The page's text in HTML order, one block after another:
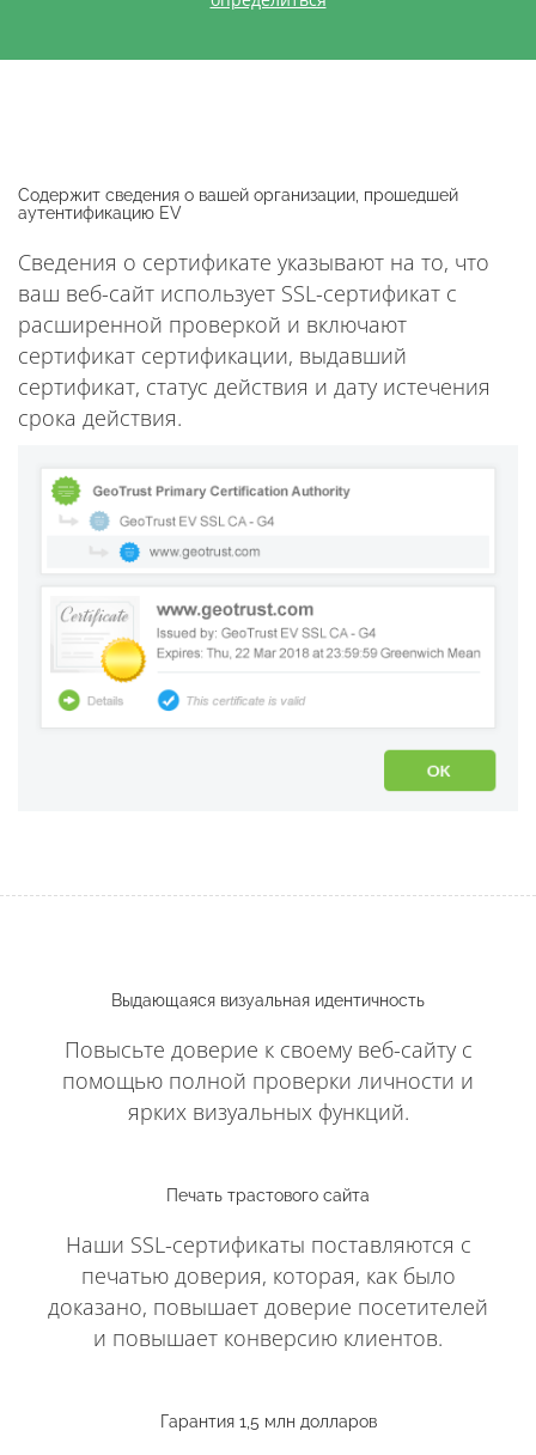
Содержит сведения о вашей организации, прошедшей
аутентификацию EV
Сведения о сертификате указывают на то, что
ваш веб-сайт использует SSL-сертификат с
расширенной проверкой и включают
сертификат сертификации, выдавший
сертификат, статус действия и дату истечения
срока действия.
Выдающаяся визуальная идентичность
Повысьте доверие к своему веб-сайту с
помощью полной проверки личности и
ярких визуальных функций.
Печать трастового сайта
Наши SSL-сертификаты поставляются с
печатью доверия, которая, как было
доказано, повышает доверие посетителей
и повышает конверсию клиентов.
Гарантия 1,5 млн долларов